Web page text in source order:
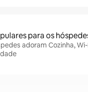
para os
adoram Cozinha,